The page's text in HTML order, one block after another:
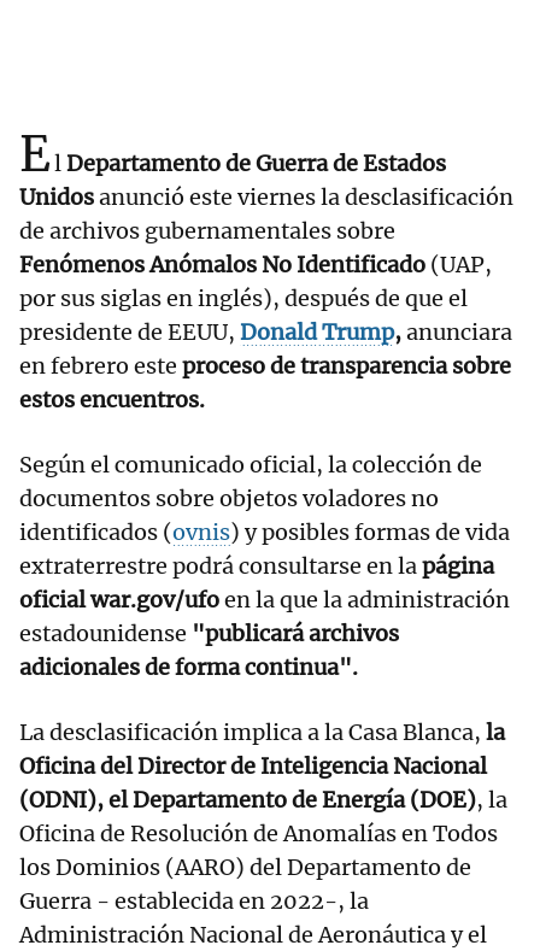
ElDepartamento de Guerra de Estados
Unidosanunció este viernes la desclasificación
de archivos gubernamentales sobre
Fenómenos Anómalos No Identificado (UAP,
por sus siglas en inglés), después de que el
presidente de EEUU, Donald Trump,anunciara
en febrero este proceso de transparencia sobre
estos encuentros.
Según el comunicado oficial, la colección de
documentos sobre objetos voladores no
identificados (ovnis) y posibles formas de vida
extraterrestre podrá consultarse en lapágina
oficial war.gov/ufoen la que la administración
estadounidense "publicará archivos
adicionales de forma continua".
La desclasificación implica a la Casa Blanca, la
Oficina del Director de Inteligencia Nacional
(ODNI), el Departamento de Energía (DOE), la
Oficina de Resolución de Anomalías en Todos
los Dominios (AARO) del Departamento de
Guerra - establecida en 2022-, la
Administración Nacional de Aeronáutica y el